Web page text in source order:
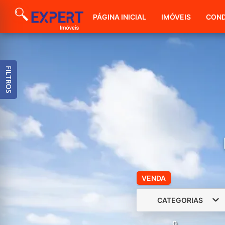
PÁGINA INICIAL IMÓVEIS
VENDA
CATEGORIAS
FILTROS